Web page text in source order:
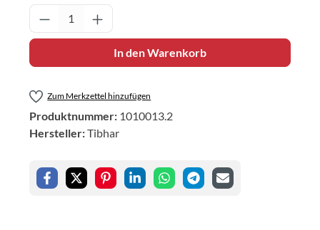
Produkt Anzahl: Gib den gewünschten
In den Warenkorb
Zum Merkzettel hinzufügen
Produktnummer: 1010013.2
Hersteller:Tibhar